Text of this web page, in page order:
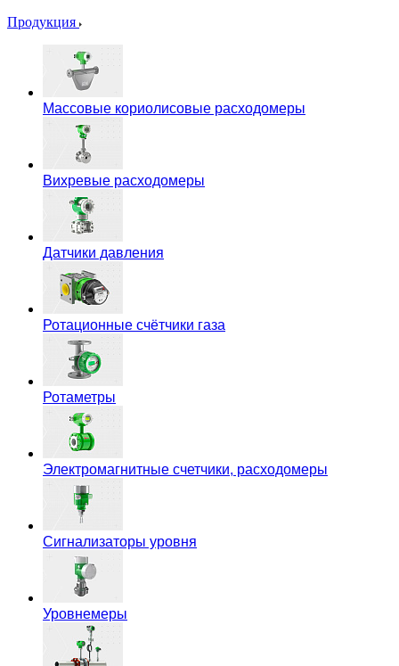
Продукция
Массовые кориолисовые расходомеры
Вихревые расходомеры
Датчики давления
Ротационные счётчики газа
Ротаметры
Электромагнитные счетчики, расходомеры
Сигнализаторы уровня
Уровнемеры